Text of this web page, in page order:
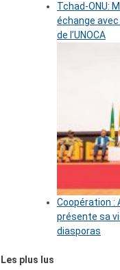
Tchad-ONU:
échange
de l’UNOCA
Coopération :
présente sa
diasporas
Les plus lus